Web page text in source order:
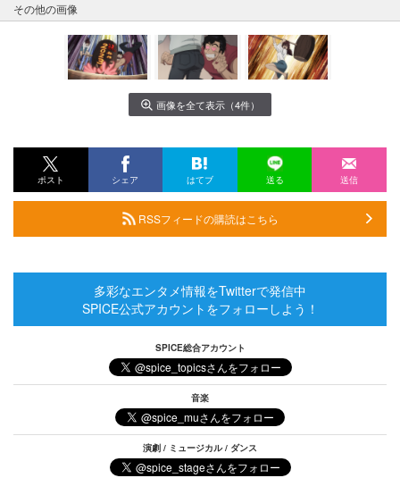
その他の画像
画像を全て表示（4件）
ポスト シェア はてブ 送る 送信
RSSフィードの購読はこちら
多彩なエンタメ情報をTwitterで発信中
SPICE公式アカウントをフォローしよう！
SPICE総合アカウント
音楽
演劇 / ミュージカル / ダンス